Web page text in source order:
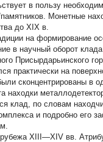
в пользу
Монетные
до XIX в.
на формирование
в научный оборот
Присырдарьинского
практически на
сконцентрированы в
находки
клад, по словам
и подробно его
XIII—XIV вв.